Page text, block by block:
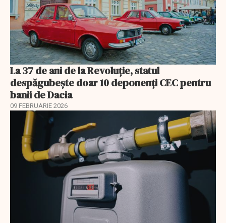
La 37 de ani de la Revoluție, statul
despăgubește doar 10 deponenți CEC pentru
banii de Dacia
09 FEBRUARIE 2026